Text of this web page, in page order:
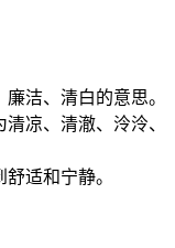
洁、清白的意思。
凉、清澈、泠泠、
适和宁静。